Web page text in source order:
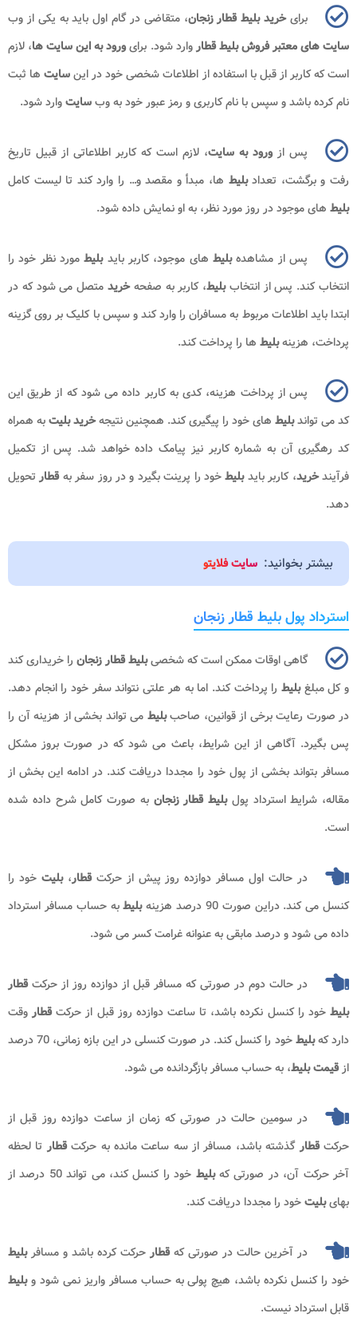
برایخرید بلیط قطار زنجان، متقاضی در گام اول باید به یکی از وب
سایت های معتبر فروش بلیط قطاروارد شود. برایورود به این سایت ها، لازم
است که کاربر از قبل با استفاده از اطلاعات شخصی خود در اینسایت ها ثبت
نام کرده باشد و سپس با نام کاربری و رمز عبور خود به وبسایتوارد شود.
پس از ورود به سایت، لازم است که کاربر اطلاعاتی از قبیل تاریخ
رفت و برگشت، تعدادبلیط ها، مبدأ و مقصد و… را وارد کند تا لیست کامل
بلیط های موجود در روز مورد نظر، به او نمایش داده شود.
پس از مشاهدهبلیط های موجود، کاربر بایدبلیط مورد نظر خود را
انتخاب کند. پس از انتخاببلیط، کاربر به صفحهخرید متصل می شود که در
ابتدا باید اطلاعات مربوط به مسافران را وارد کند و سپس با کلیک بر روی گزینه
پرداخت، هزینهبلیط ها را پرداخت کند.
پس از پرداخت هزینه، کدی به کاربر داده می شود که از طریق این
کد می تواندبلیط های خود را پیگیری کند. همچنین نتیجهخرید بلیتبه همراه
کد رهگیری آن به شماره کاربر نیز پیامک داده خواهد شد. پس از تکمیل
فرآیندخرید، کاربر بایدبلیطخود را پرینت بگیرد و در روز سفر بهقطارتحویل
دهد.
بیشتر بخوانید: سایت فلایتو
استرداد پول بلیط قطار زنجان
گاهی اوقات ممکن است که شخصیبلیط قطار زنجان را خریداری کند
و کل مبلغبلیط را پرداخت کند. اما به هر علتی نتواند سفر خود را انجام دهد.
در صورت رعایت برخی از قوانین، صاحببلیط می تواند بخشی از هزینه آن را
پس بگیرد. آگاهی از این شرایط، باعث می شود که در صورت بروز مشکل
مسافر بتواند بخشی از پول خود را مجددا دریافت کند. در ادامه این بخش از
مقاله، شرایط استرداد پولبلیط قطار زنجانبه صورت کامل شرح داده شده
است.
در حالت اول مسافر دوازده روز پیش از حرکتقطار،بلیتخود را
کنسل می کند. دراین صورت 90 درصد هزینه
بلیطبه حساب مسافر استرداد
داده می شود و درصد مابقی به عنوانه غرامت کسر می شود.
در حالت دوم در صورتی که مسافر قبل از دوازده روز از حرکتقطار
بلیطخود را کنسل نکرده باشد، تا ساعت دوازده روز قبل از حرکتقطاروقت
دارد کهبلیط
خود را کنسل کند. در صورت کنسلی در این بازه زمانی، 70 درصد
ازقیمت بلیط، به حساب مسافر بازگردانده می شود.
در سومین حالت در صورتی که زمان از ساعت دوازده روز قبل از
حرکتقطارگذشته باشد، مسافر از سه ساعت مانده به حرکتقطار تا لحظه
آخر حرکت آن، در صورتی کهبلیط
خود را کنسل کند، می تواند 50 درصد از
بهایبلیتخود را مجددا دریافت کند.
در آخرین حالت در صورتی کهقطارحرکت کرده باشد و مسافربلیط
خود را کنسل نکرده باشد، هیچ پولی به حساب مسافر واریز نمی شود وبلیط
قابل استرداد نیست.